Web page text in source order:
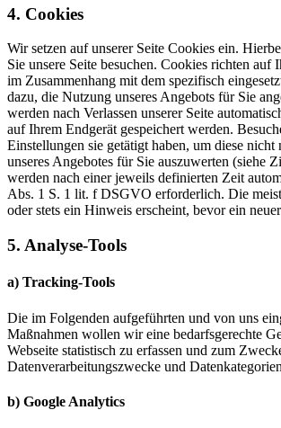
4. Cookies
Wir setzen auf unserer Seite Cookies ein.
Sie unsere Seite besuchen. Cookies richten
im Zusammenhang mit dem spezifisch
dazu, die Nutzung unseres Angebots für Sie
werden nach Verlassen unserer Seite
auf Ihrem Endgerät gespeichert werden.
Einstellungen sie getätigt haben, um diese
unseres Angebotes für Sie auszuwerten (siehe
werden nach einer jeweils definierten Zeit
Abs. 1 S. 1 lit. f DSGVO erforderlich. Die
oder stets ein Hinweis erscheint, bevor ein
5. Analyse-Tools
a) Tracking-Tools
Die im Folgenden aufgeführten und von uns
Maßnahmen wollen wir eine bedarfsgerechte
Webseite statistisch zu erfassen und zum
Datenverarbeitungszwecke und
b) Google Analytics